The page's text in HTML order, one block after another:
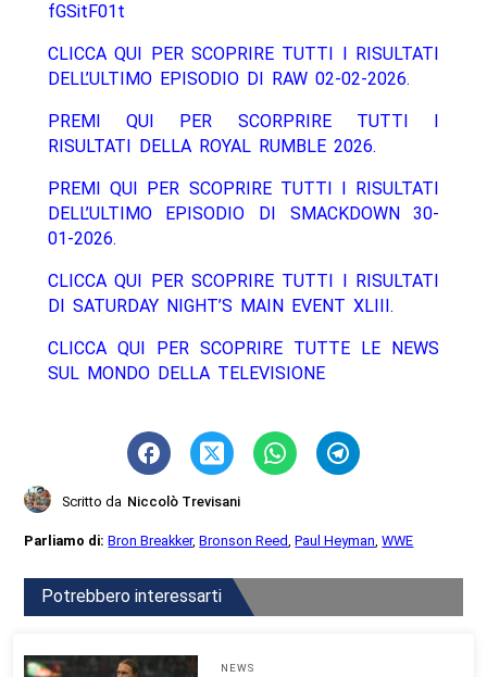
fGSitF01t
CLICCA QUI PER SCOPRIRE TUTTI I RISULTATI
DELL’ULTIMO EPISODIO DI RAW 02-02-2026.
PREMI QUI PER SCORPRIRE TUTTI I
RISULTATI DELLA ROYAL RUMBLE 2026.
PREMI QUI PER SCOPRIRE TUTTI I RISULTATI
DELL’ULTIMO EPISODIO DI SMACKDOWN 30-
01-2026.
CLICCA QUI PER SCOPRIRE TUTTI I RISULTATI
DI SATURDAY NIGHT’S MAIN EVENT XLIII.
CLICCA QUI PER SCOPRIRE TUTTE LE NEWS
SUL MONDO DELLA TELEVISIONE
Scritto da Niccolò Trevisani
Parliamo di:Bron Breakker,Bronson Reed,Paul Heyman,WWE
Potrebbero interessarti
NEWS